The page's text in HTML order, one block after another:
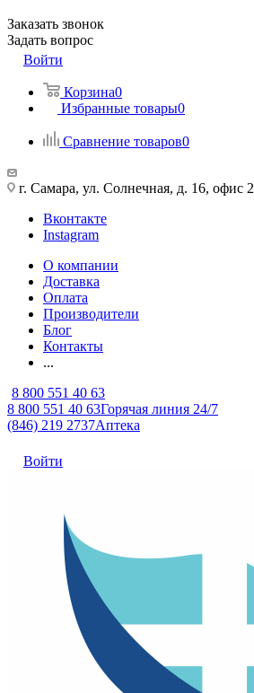
Заказать звонок
Задать вопрос
Войти
Корзина0
Избранные товары0
Сравнение товаров0
г. Самара, ул. Солнечная, д. 16, офис 2
Вконтакте
Instagram
О компании
Доставка
Оплата
Производители
Блог
Контакты
...
8 800 551 40 63
8 800 551 40 63Горячая линия 24/7
(846) 219 2737Аптека
Войти